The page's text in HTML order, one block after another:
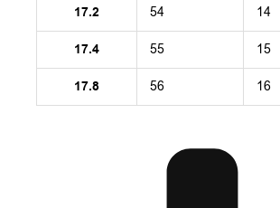
17.2 54 14
17.4 55 15
17.8 56 16